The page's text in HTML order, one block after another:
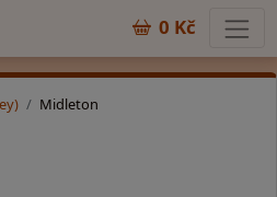
0 Kč
Midleton